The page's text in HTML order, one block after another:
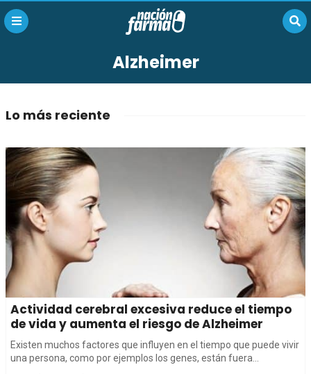
Alzheimer
Lo más reciente
Actividad cerebral excesiva reduce el tiempo
de vida y aumenta el riesgo de Alzheimer
Existen muchos factores que influyen en el tiempo que puede vivir
una persona, como por ejemplos los genes, están fuera...